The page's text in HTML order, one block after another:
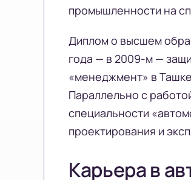
промышленности на
Диплом о высшем
года — в 2009-м —
«менеджмент» в
Параллельно с
специальности
проектирования и
Карьера в